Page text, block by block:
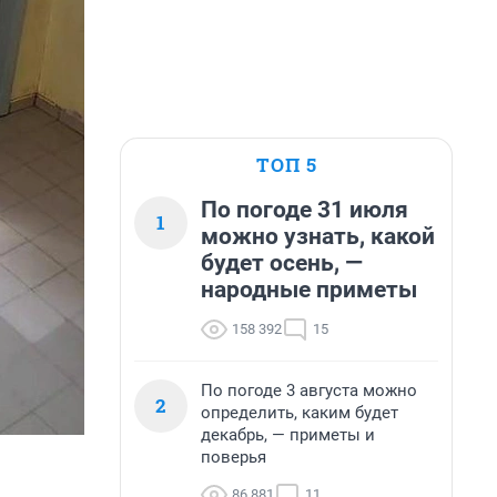
ТОП 5
1
По погоде 31 июля
можно узнать, какой
будет осень, —
народные приметы
158 392 15
2
По погоде 3 августа можно
определить, каким будет
декабрь, — приметы и
поверья